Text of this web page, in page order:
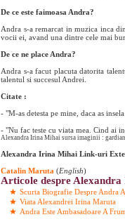
De ce este faimoasa Andra?
Andra s-a remarcat in muzica inca
vocii ei, avand una dintre cele mai
De ce ne place Andra?
Andra s-a facut placuta datorita
talentul si succesul Andrei.
Citate :
- "M-as detesta pe mine, daca as
- "Nu fac teste cu viata mea. Cind ai
Alexandra Irina Mihai sursa imaginii :
Alexandra Irina Mihai Link-uri
Catalin Maruta (English)
Articole despre
Scurta Biografie Despre Andra
Viata Alexandrei Irina Maruta
Andra Este Ambasadoare A